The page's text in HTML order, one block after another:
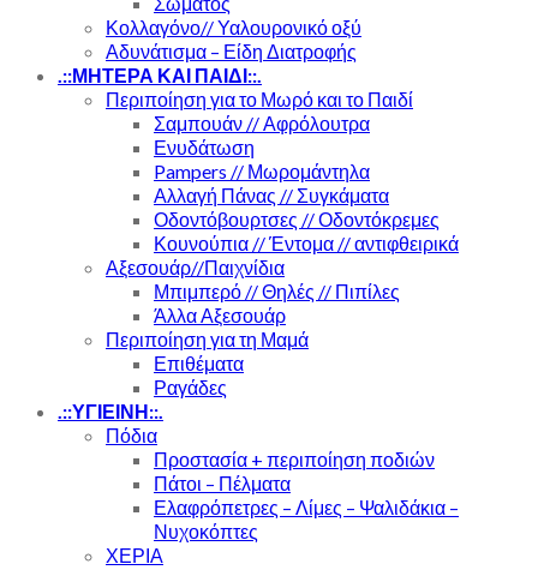
Κολλαγόνο// Υαλουρονικό οξύ
Αδυνάτισμα – Είδη Διατροφής
.::ΜΗΤΕΡΑ ΚΑΙ ΠΑΙΔΙ::.
Περιποίηση για το Μωρό και το Παιδί
Σαμπουάν // Αφρόλουτρα
Ενυδάτωση
Pampers // Μωρομάντηλα
Αλλαγή Πάνας // Συγκάματα
Οδοντόβουρτσες // Οδοντόκρεμες
Κουνούπια // Έντομα // αντιφθειρικά
Αξεσουάρ//Παιχνίδια
Μπιμπερό // Θηλές // Πιπίλες
Άλλα Αξεσουάρ
Περιποίηση για τη Μαμά
Επιθέματα
Ραγάδες
.::ΥΓΙΕΙΝΗ::.
Πόδια
Προστασία + περιποίηση ποδιών
Πάτοι – Πέλματα
Ελαφρόπετρες – Λίμες – Ψαλιδάκια –
Νυχοκόπτες
ΧΕΡΙΑ